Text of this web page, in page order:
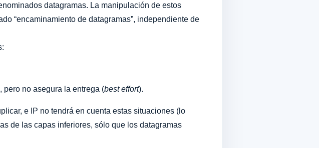
datagramas. La manipulación de estos
“encaminamiento de datagramas”, independiente de
pero no asegura la entrega (best effort).
e IP no tendrá en cuenta estas situaciones (lo
de las capas inferiores, sólo que los datagramas